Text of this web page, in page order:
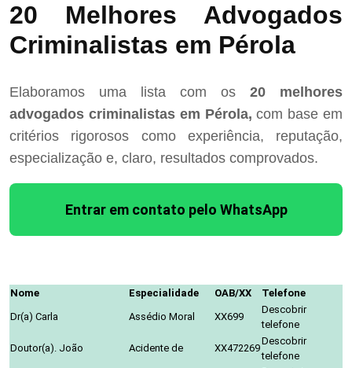
20 Melhores Advogados
Criminalistas em Pérola
Elaboramos uma lista com os 20 melhores
advogados criminalistas em Pérola, com base em
critérios rigorosos como experiência, reputação,
especialização e, claro, resultados comprovados.
Entrar em contato pelo WhatsApp
Nome Especialidade OAB/XX
Telefone
Dr(a) Carla
Assédio Moral XX699
Descobrir
telefone
Doutor(a). João
Acidente de XX472269
Descobrir
telefone